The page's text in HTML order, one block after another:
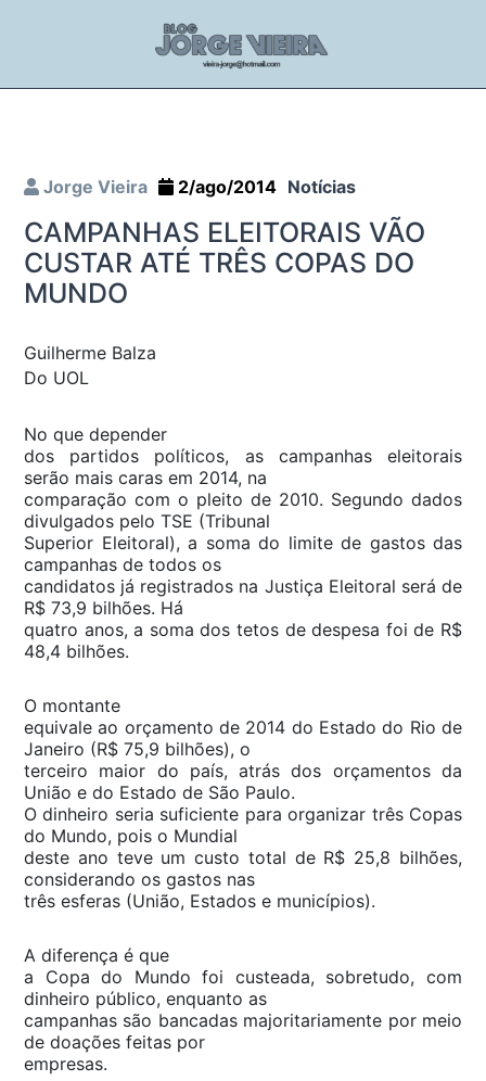
Jorge Vieira 2/ago/2014 Notícias
CAMPANHAS ELEITORAIS VÃO
CUSTAR ATÉ TRÊS COPAS DO
MUNDO
Guilherme Balza
Do UOL
No que depender
dos partidos políticos, as campanhas eleitorais
serão mais caras em 2014, na
comparação com o pleito de 2010. Segundo dados
divulgados pelo TSE (Tribunal
Superior Eleitoral), a soma do limite de gastos das
campanhas de todos os
candidatos já registrados na Justiça Eleitoral será de
R$ 73,9 bilhões. Há
quatro anos, a soma dos tetos de despesa foi de R$
48,4 bilhões.
O montante
equivale ao orçamento de 2014 do Estado do Rio de
Janeiro (R$ 75,9 bilhões), o
terceiro maior do país, atrás dos orçamentos da
União e do Estado de São Paulo.
O dinheiro seria suficiente para organizar três Copas
do Mundo, pois o Mundial
deste ano teve um custo total de R$ 25,8 bilhões,
considerando os gastos nas
três esferas (União, Estados e municípios).
A diferença é que
a Copa do Mundo foi custeada, sobretudo, com
dinheiro público, enquanto as
campanhas são bancadas majoritariamente por meio
de doações feitas por
empresas.